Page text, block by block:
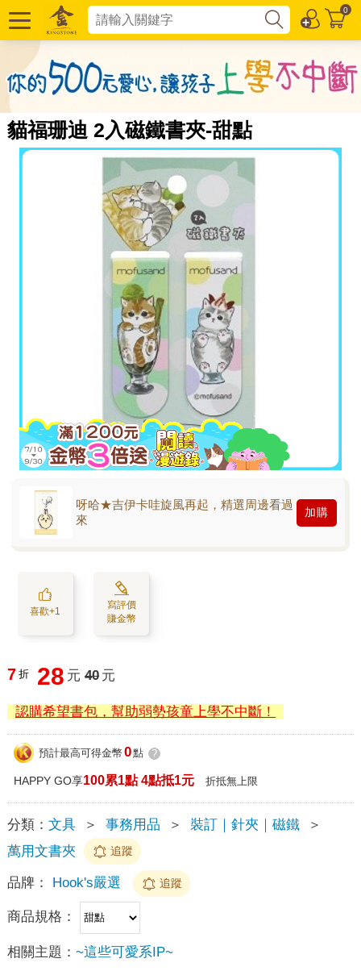
0
貓福珊迪 2入磁鐵書夾-甜點
呀哈★吉伊卡哇旋風再起，精選周邊看過
來
加購
喜歡+1
寫評價
賺金幣
7 折 28 元 40 元
認購希望書包，幫助弱勢孩童上學不中斷！
預計最高可得金幣 0點 ?
HAPPY GO享100累1點 4點抵1元 折抵無上限
分類： 文具 ＞ 事務用品 ＞ 裝訂｜針夾｜磁鐵
＞
萬用文書夾
追蹤
品牌： Hook's嚴選 追蹤
商品規格：
相關主題： ~這些可愛系IP~